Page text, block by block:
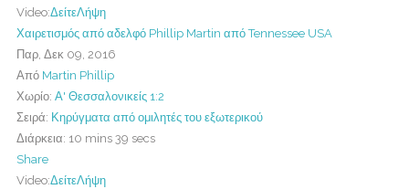
Video:ΔείτεΛήψη
Χαιρετισμός από αδελφό Phillip Martin από Tennessee USA
Παρ, Δεκ 09, 2016
Από Martin Phillip
Χωρίο: Α' Θεσσαλονικείς 1:2
Σειρά: Κηρύγματα από ομιλητές του εξωτερικού
Διάρκεια: 10 mins 39 secs
Share
Video:ΔείτεΛήψη